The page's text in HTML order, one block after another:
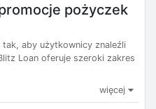
pożyczek
aby użytkownicy znaleźli
Loan oferuje szeroki zakres
więcej